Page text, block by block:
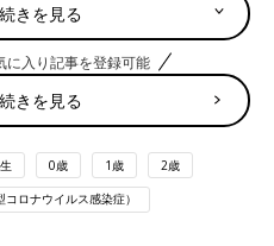
で1日5回、子どもたちと食
ルスの影響により、子どもの保
粛に。子どもたちと毎日24時間一
番大変だったのは、やはり食事
うか。夫にも協力してもらい、
イクアウトも活用して乗り切った
の我が家の食卓事情について、
ウィズコロナの生活でも
きを見る
に入り記事を登録可能
きを見る
0歳 1歳 2歳
ロナウイルス感染症）